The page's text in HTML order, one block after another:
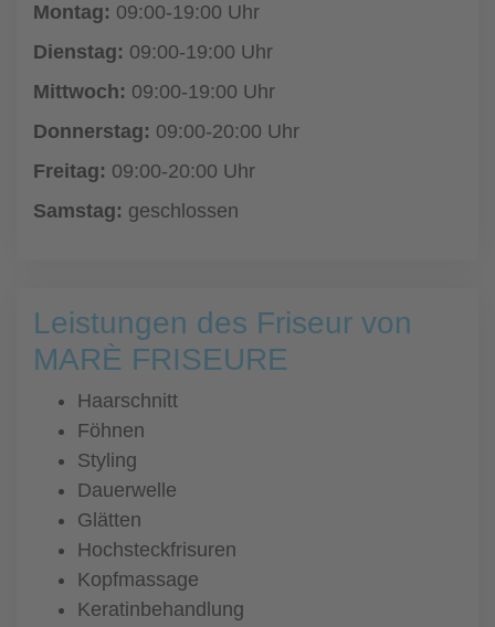
Montag: 09:00-19:00 Uhr
Dienstag: 09:00-19:00 Uhr
Mittwoch: 09:00-19:00 Uhr
Donnerstag: 09:00-20:00 Uhr
Freitag: 09:00-20:00 Uhr
Samstag: geschlossen
Leistungen des Friseur von
MARÈ FRISEURE
Haarschnitt
Föhnen
Styling
Dauerwelle
Glätten
Hochsteckfrisuren
Kopfmassage
Keratinbehandlung